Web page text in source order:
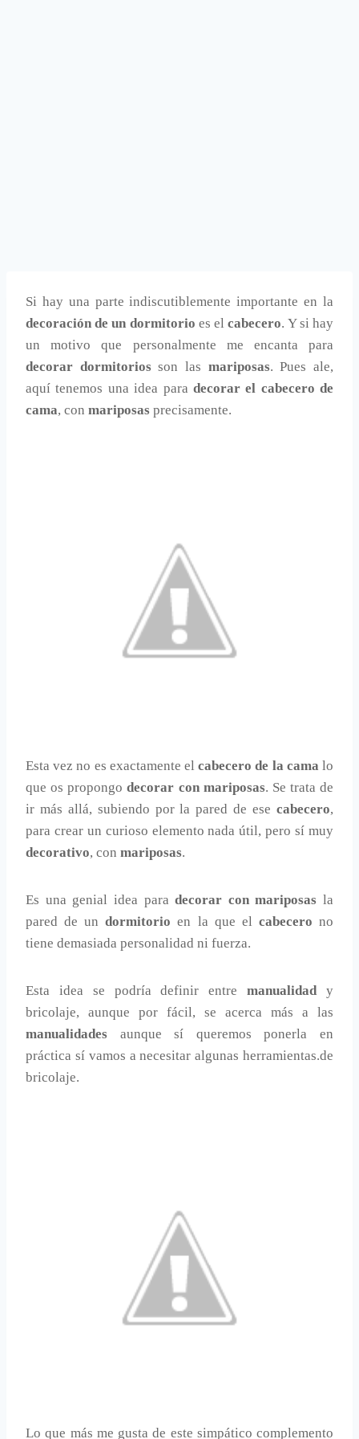
Si hay una parte indiscutiblemente importante en la
decoración de un dormitorio es elcabecero. Y si hay
un motivo que personalmente me encanta para
decorar dormitoriosson las mariposas. Pues ale,
aquí tenemos una idea para decorar el cabecero de
cama, con mariposas precisamente.
Esta vez no es exactamente elcabecero de la cama lo
que os propongodecorar con mariposas. Se trata de
ir más allá, subiendo por la pared de ese cabecero,
para crear un curioso elemento nada útil, pero sí muy
decorativo, con mariposas.
Es una genial idea paradecorar con mariposas la
pared de undormitorio en la que el cabecero no
tiene demasiada personalidad ni fuerza.
Esta idea se podría definir entremanualidady
bricolaje, aunque por fácil, se acerca más a las
manualidades aunque sí queremos ponerla en
práctica sí vamos a necesitar algunas herramientas.de
bricolaje.
Lo que más me gusta de este simpático complemento